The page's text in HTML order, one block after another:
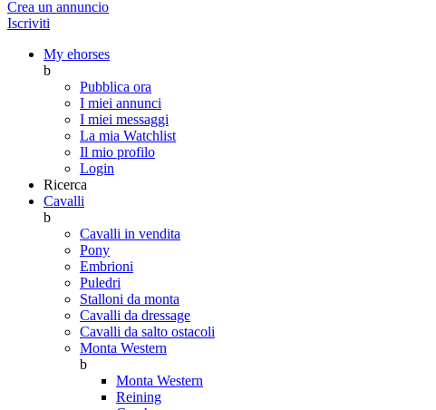
Crea un annuncio
Iscriviti
My ehorses
b
Pubblica ora
I miei annunci
I miei messaggi
La mia Watchlist
Il mio profilo
Login
Ricerca
Cavalli
b
Cavalli in vendita
Pony
Embrioni
Puledri
Stalloni da monta
Cavalli da dressage
Cavalli da salto ostacoli
Monta Western
b
Monta Western
Reining